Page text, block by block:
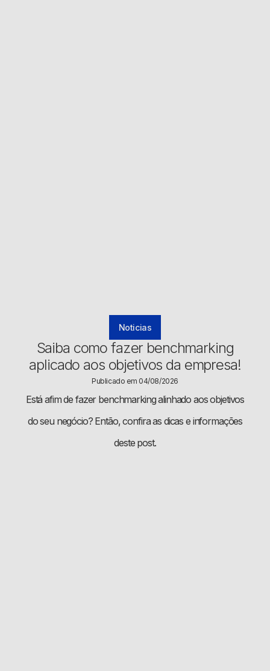
Noticias
Saiba como fazer benchmarking
aplicado aos objetivos da empresa!
Publicado em 04/08/2026
Está afim de fazer benchmarking alinhado aos objetivos
do seu negócio? Então, confira as dicas e informações
deste post.